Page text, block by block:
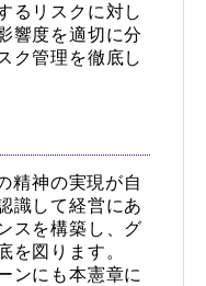
るリスクに対し
響度を適切に分
ク管理を徹底し
精神の実現が自
識して経営にあ
スを構築し、グ
を図ります。
ンにも本憲章に